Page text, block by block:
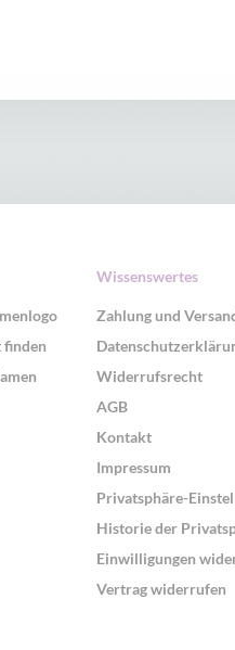
finden
Wissenswertes
Zahlung und
Widerrufsrecht
AGB
Kontakt
Impressum
Privatsphäre-
Historie der
Einwilligungen
Vertrag widerrufen